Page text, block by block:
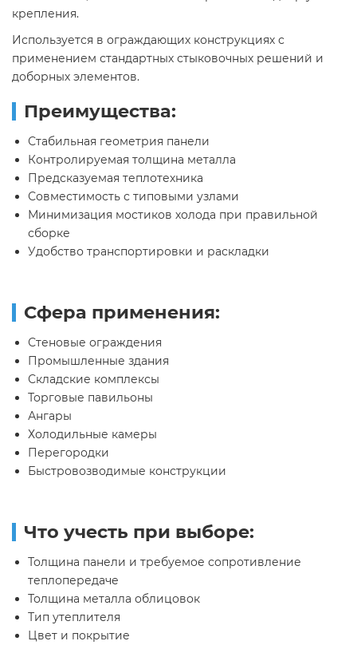
крепления.
Используется в ограждающих конструкциях с
применением стандартных стыковочных решений и
доборных элементов.
Преимущества:
Стабильная геометрия панели
Контролируемая толщина металла
Предсказуемая теплотехника
Совместимость с типовыми узлами
Минимизация мостиков холода при правильной
сборке
Удобство транспортировки и раскладки
Сфера применения:
Стеновые ограждения
Промышленные здания
Складские комплексы
Торговые павильоны
Ангары
Холодильные камеры
Перегородки
Быстровозводимые конструкции
Что учесть при выборе:
Толщина панели и требуемое сопротивление
теплопередаче
Толщина металла облицовок
Тип утеплителя
Цвет и покрытие